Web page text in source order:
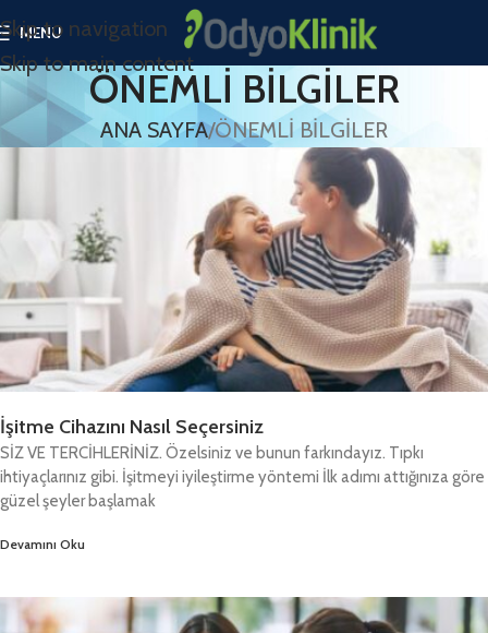
Skip to navigation
Skip to main content
MENU
ÖNEMLİ BİLGİLER
ANA SAYFA ÖNEMLİ BİLGİLER
İşitme Cihazını Nasıl Seçersiniz
SİZ VE TERCİHLERİNİZ. Özelsiniz ve bunun farkındayız. Tıpkı
ihtiyaçlarınız gibi. İşitmeyi iyileştirme yöntemi İlk adımı attığınıza göre
güzel şeyler başlamak
Devamını Oku